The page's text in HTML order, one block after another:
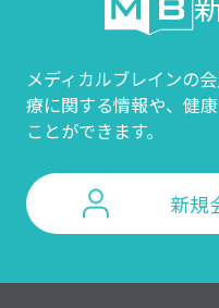
メディカルブレインの
療に関する情報や、 健
ことができます。
新規